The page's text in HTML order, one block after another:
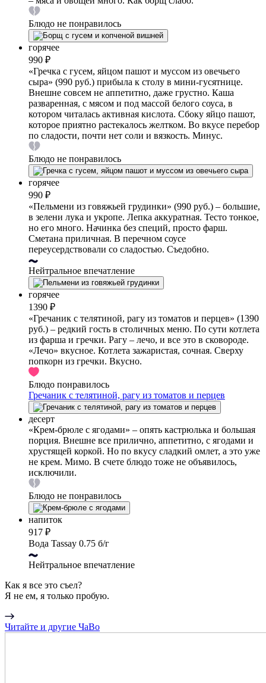
Блюдо не понравилось
горячее
990 ₽
«Гречка с гусем, яйцом пашот и муссом из овечьего
сыра» (990 руб.) прибыла к столу в мини-гусятнице.
Внешне совсем не аппетитно, даже грустно. Каша
разваренная, с мясом и под массой белого соуса, в
котором читалась активная кислота. Сбоку яйцо пашот,
которое приятно растекалось желтком. Во вкусе перебор
по сладости, почти нет соли и вязкость. Минус.
Блюдо не понравилось
горячее
990 ₽
«Пельмени из говяжьей грудинки» (990 руб.) – большие,
в зелени лука и укропе. Лепка аккуратная. Тесто тонкое,
но его много. Начинка без специй, просто фарш.
Сметана приличная. В перечном соусе
переусердствовали со сладостью. Съедобно.
Нейтральное впечатление
горячее
1390 ₽
«Гречаник с телятиной, рагу из томатов и перцев» (1390
руб.) – редкий гость в столичных меню. По сути котлета
из фарша и гречки. Рагу – лечо, и все это в сковороде.
«Лечо» вкусное. Котлета зажаристая, сочная. Сверху
попкорн из гречки. Вкусно.
Блюдо понравилось
Гречаник с телятиной, рагу из томатов и перцев
десерт
«Крем-брюле с ягодами» – опять кастрюлька и большая
порция. Внешне все прилично, аппетитно, с ягодами и
хрустящей коркой. Но по вкусу сладкий омлет, а это уже
не крем. Мимо. В счете блюдо тоже не объявилось,
исключили.
Блюдо не понравилось
напиток
917 ₽
Вода Tassay 0.75 б/г
Нейтральное впечатление
Как я все это съел?
Я не ем, я только пробую.
Читайте и другие ЧаВо